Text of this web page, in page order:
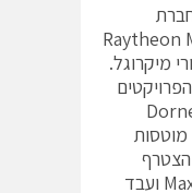
לחברת
Raytheon
מיקרוגל.
הפרויקטים
מוטסות
ומערכות איכון. בשנת 1954 הצטרף
לחברת Maxson Corporation ועבד